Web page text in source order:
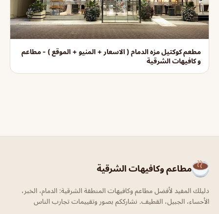
مطعم كوكتيل مزه الدمام ( الاسعار + المنيو + الموقع ) - مطاعم
و كافيهات الشرقية
مطاعم وكافيهات الشرقية
دليلك المفيد لأفضل مطاعم وكافيهات المنطقة الشرقية: الدمام، الخبر،
الأحساء، الجبيل، القطيف. نشارككم بصور وتقييمات تجارب الناس